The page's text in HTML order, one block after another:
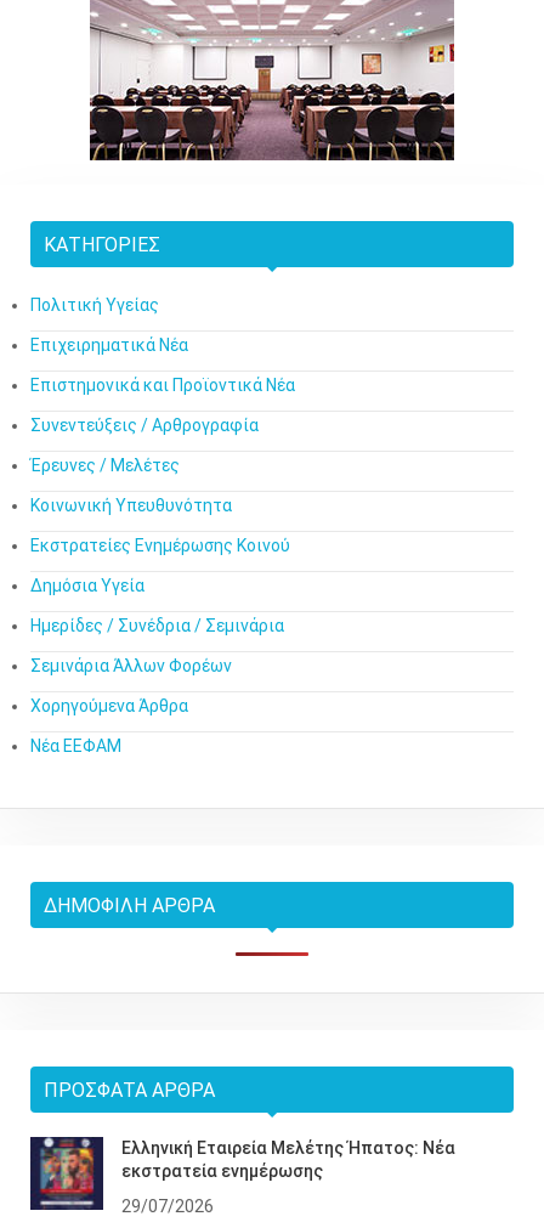
ΚΑΤΗΓΟΡΊΕΣ
Πολιτική Υγείας
Επιχειρηματικά Νέα
Επιστημονικά και Προϊοντικά Νέα
Συνεντεύξεις / Αρθρογραφία
Έρευνες / Μελέτες
Κοινωνική Υπευθυνότητα
Εκστρατείες Ενημέρωσης Κοινού
Δημόσια Υγεία
Ημερίδες / Συνέδρια / Σεμινάρια
Σεμινάρια Άλλων Φορέων
Χορηγούμενα Άρθρα
Νέα ΕΕΦΑΜ
ΔΗΜΟΦΙΛΉ ΆΡΘΡΑ
ΠΡΌΣΦΑΤΑ ΆΡΘΡΑ
Ελληνική Εταιρεία Μελέτης Ήπατος: Νέα
εκστρατεία ενημέρωσης
29/07/2026